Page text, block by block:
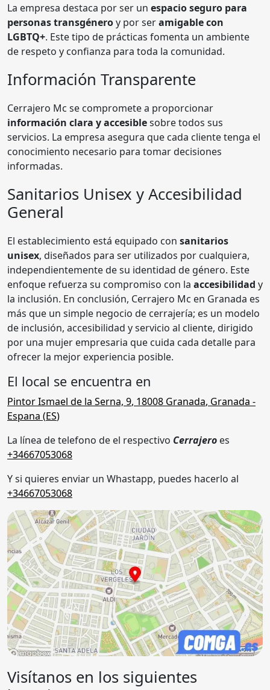
La empresa destaca por ser un espacio seguro para
personas transgéneroy por seramigable con
LGBTQ+. Este tipo de prácticas fomenta un ambiente
de respeto y confianza para toda la comunidad.
Información Transparente
Cerrajero Mc se compromete a proporcionar
información clara y accesiblesobre todos sus
servicios. La empresa asegura que cada cliente tenga el
conocimiento necesario para tomar decisiones
informadas.
Sanitarios Unisex y Accesibilidad
General
El establecimiento está equipado con sanitarios
unisex, diseñados para ser utilizados por cualquiera,
independientemente de su identidad de género. Este
enfoque refuerza su compromiso con la accesibilidad y
la inclusión. En conclusión, Cerrajero Mc en Granada es
más que un simple negocio de cerrajería; es un modelo
de inclusión, accesibilidad y servicio al cliente, dirigido
por una mujer empresaria que cuida cada detalle para
ofrecer la mejor experiencia posible.
El local se encuentra en
Pintor Ismael de la Serna, 9, 18008 Granada, Granada -
Espana (ES)
La línea de telefono de el respectivo Cerrajero es
+34667053068
Y si quieres enviar un Whastapp, puedes hacerlo al
+34667053068
Visítanos en los siguientes